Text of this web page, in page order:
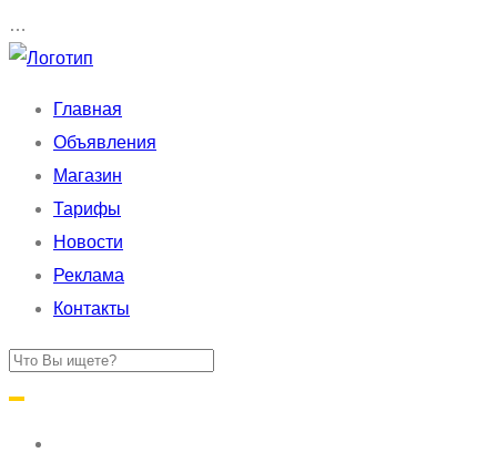
…
Главная
Объявления
Магазин
Тарифы
Новости
Реклама
Контакты